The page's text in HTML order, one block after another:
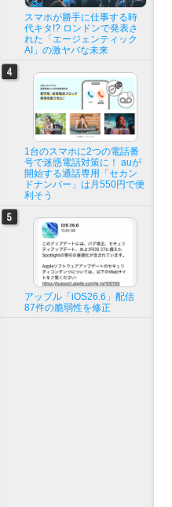
スマホが勝手に仕事する時
代キタ!? ロンドンで発表さ
れた「エージェンティック
AI」の激ヤバな未来
1台のスマホに2つの電話番
号で迷惑電話対策に！ auが
開始する通話専用「セカン
ドナンバー」は月550円で便
利そう
アップル「iOS26.6」配信
87件の脆弱性を修正